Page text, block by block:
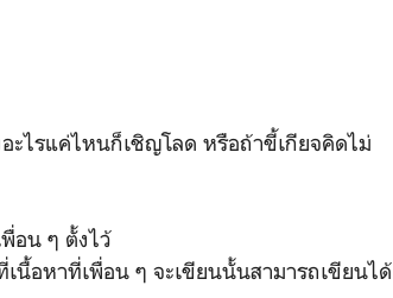
ะไรแค่ไหนก็เชิญโลด หรือถ้าขี้เกียจคิดไม่
อน ๆ ตั้งไว้
นื้อหาที่เพื่อน ๆ จะเขียนนั้นสามารถเขียนได้